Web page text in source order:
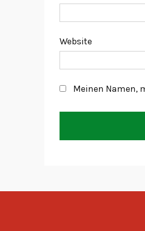
Website
Meinen Namen,